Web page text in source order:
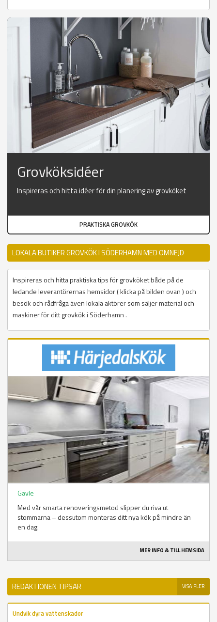
Grovköksidéer
Inspireras och hitta idéer för din planering av grovköket
PRAKTISKA GROVKÖK
LOKALA BUTIKER GROVKÖK I SÖDERHAMN MED OMNEJD
Inspireras och hitta praktiska tips för grovköket både på de
ledande leverantörernas hemsidor ( klicka på bilden ovan ) och
besök och rådfråga även lokala aktörer som säljer material och
maskiner för ditt grovkök i Söderhamn .
Gävle
Med vår smarta renoveringsmetod slipper du riva ut
stommarna – dessutom monteras ditt nya kök på mindre än
en dag.
MER INFO & TILL HEMSIDA
REDAKTIONEN TIPSAR VISA FLER
Undvik dyra vattenskador